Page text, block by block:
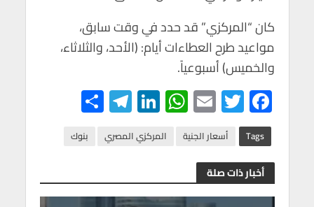
كان “المركزي” قد حدد في وقت سابق،
مواعيد طرح العطاءات أيام: (الأحد، والثلاثاء،
والخميس) أسبوعياً.
F
ac
e
b
o
T
wi
tt
er
E
m
ail
W
h
at
A
Li
n
ke
n
Te
le
gr
m
h
ar Tags أسعار الجنية المركزي المصري بنوك
أخبار ذات صلة